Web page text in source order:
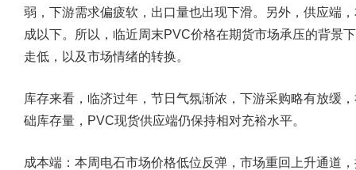
弱，下游需求偏疲软，出口量也出现下滑。另外，供应端
成以下。所以，临近周末PVC价格在期货市场承压的背景
走低，以及市场情绪的转换。
库存来看，临济过年，节日气氛渐浓，下游采购略有放缓
础库存量，PVC现货供应端仍保持相对充裕水平。
成本端：本周电石市场价格低位反弹，市场重回上升通道